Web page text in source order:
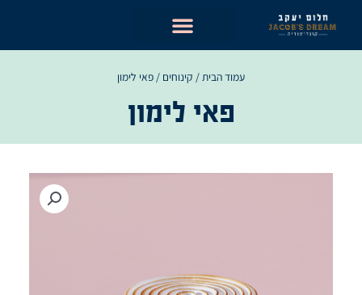
עמוד הבית/ קינוחים / פאי לימון
פאי לימון